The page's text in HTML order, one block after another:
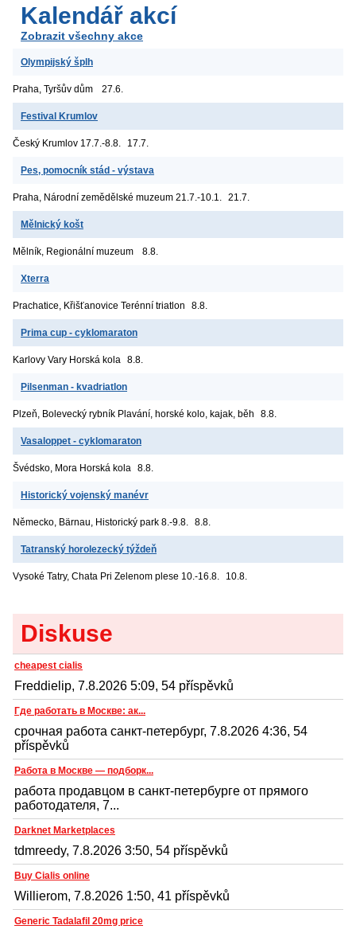
Kalendář akcí
Zobrazit všechny akce
Olympijský šplh
Praha, Tyršův dům 27.6.
Festival Krumlov
Český Krumlov 17.7.-8.8. 17.7.
Pes, pomocník stád - výstava
Praha, Národní zemědělské muzeum 21.7.-10.1. 21.7.
Mělnický košt
Mělník, Regionální muzeum 8.8.
Xterra
Prachatice, Křišťanovice Terénní triatlon 8.8.
Prima cup - cyklomaraton
Karlovy Vary Horská kola 8.8.
Pilsenman - kvadriatlon
Plzeň, Bolevecký rybník Plavání, horské kolo, kajak, běh 8.8.
Vasaloppet - cyklomaraton
Švédsko, Mora Horská kola 8.8.
Historický vojenský manévr
Německo, Bärnau, Historický park 8.-9.8. 8.8.
Tatranský horolezecký týždeň
Vysoké Tatry, Chata Pri Zelenom plese 10.-16.8. 10.8.
Diskuse
cheapest cialis
Freddielip, 7.8.2026 5:09, 54 příspěvků
Где работать в Москве: ак...
срочная работа санкт-петербург, 7.8.2026 4:36, 54
příspěvků
Работа в Москве — подборк...
работа продавцом в санкт-петербурге от прямого
работодателя, 7...
Darknet Marketplaces
tdmreedy, 7.8.2026 3:50, 54 příspěvků
Buy Cialis online
Willierom, 7.8.2026 1:50, 41 příspěvků
Generic Tadalafil 20mg price